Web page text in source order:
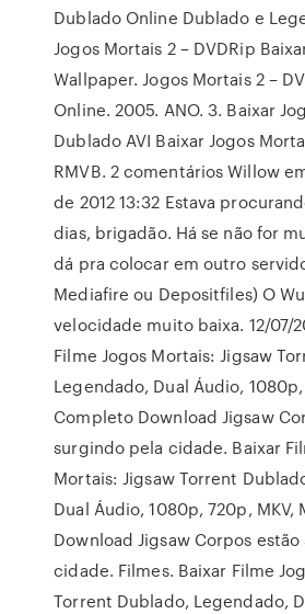
Dublado Online Dublado e
Jogos Mortais 2 – DVDRip
Wallpaper. Jogos Mortais 2 –
Online. 2005. ANO. 3. Baixar
Dublado AVI Baixar Jogos
RMVB. 2 comentários Willow
de 2012 13:32 Estava
dias, brigadão. Há se não for
dá pra colocar em outro
Mediafire ou Depositfiles) O
velocidade muito baixa. 12/07/
Filme Jogos Mortais: Jigsaw
Legendado, Dual Áudio, 1080p,
Completo Download Jigsaw
surgindo pela cidade. Baixar
Mortais: Jigsaw Torrent
Dual Áudio, 1080p, 720p, MKV,
Download Jigsaw Corpos
cidade. Filmes. Baixar Filme
Torrent Dublado, Legendado,